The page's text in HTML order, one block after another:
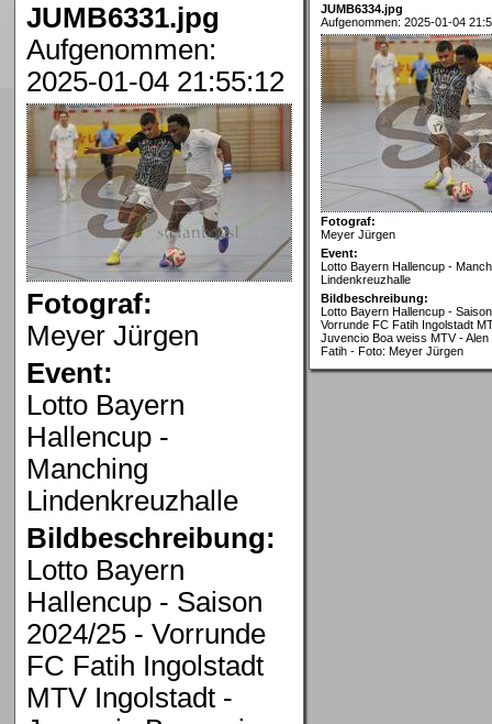
JUMB6331.jpg
Aufgenommen:
2025-01-04 21:55:12
Fotograf:
Meyer Jürgen
Event:
Lotto Bayern
Hallencup -
Manching
Lindenkreuzhalle
Bildbeschreibung:
Lotto Bayern
Hallencup - Saison
2024/25 - Vorrunde
FC Fatih Ingolstadt
MTV Ingolstadt -
JUMB6334.jpg
Aufgenommen: 2025-01-04
Fotograf:
Meyer Jürgen
Event:
Lotto Bayern Hallencup -
Lindenkreuzhalle
Bildbeschreibung:
Lotto Bayern Hallencup -
Vorrunde FC Fatih Ingolstadt
Juvencio Boa weiss MTV -
Fatih - Foto: Meyer Jürgen